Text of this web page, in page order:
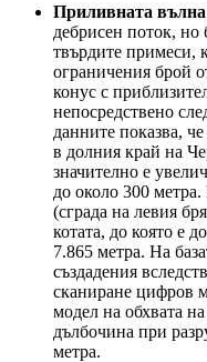
Приливната
дебрисен поток, но
твърдите примеси,
ограничения брой
конус с
непосредствено
данните показва,
в долния край на
значително е
до около 300
(сграда на левия
котата, до която е
7.865 метра. На
създадения
сканиране цифров
модел на обхвата
дълбочина при
метра.